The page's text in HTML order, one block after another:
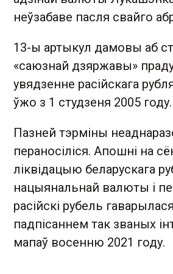
неўзабаве пасля свайго
13-ы артыкул дамовы аб
«саюзнай дзяржавы»
увядзенне расійскага
ўжо з 1 студзеня 2005 году.
Пазней тэрміны
пераносіліся. Апошні на
ліквідацыю беларускага
нацыянальнай валюты і
расійскі рубель
падпісаннем так званых
мапаў восенню 2021 году.